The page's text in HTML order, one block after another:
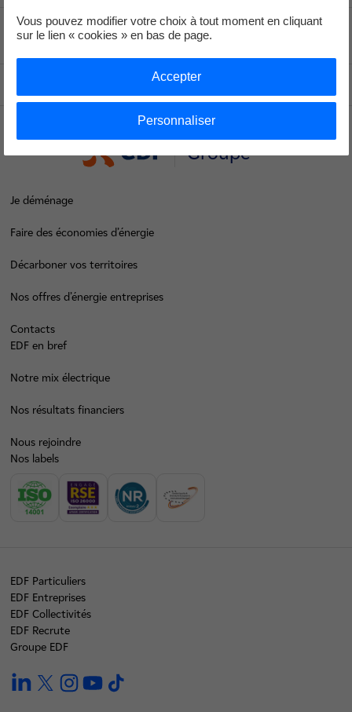
Voir le fil d'ariane
Haut de page
Groupe
Je déménage
Faire des économies d’énergie
Décarboner vos territoires
Nos offres d’énergie entreprises
Contacts
EDF en bref
Notre mix électrique
Nos résultats financiers
Nous rejoindre
Nos labels
EDF Particuliers
EDF Entreprises
EDF Collectivités
EDF Recrute
Groupe EDF
linkedintwitterinstagramyoutube
Vous pouvez modifier votre choix à tout moment en cliquant
sur le lien « cookies » en bas de page.
Personnaliser
Accepter